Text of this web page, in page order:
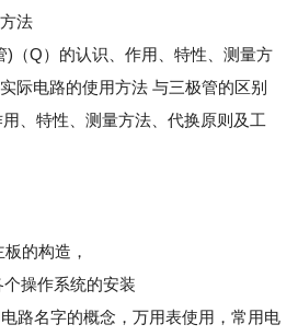
法
)（Q）的认识、作用、特性、测量方
际电路的使用方法 与三极管的区别
、特性、测量方法、代换原则及工
的构造，
操作系统的安装
路名字的概念，万用表使用，常用电